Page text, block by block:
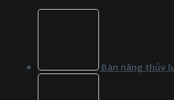
Bàn nâng thủy